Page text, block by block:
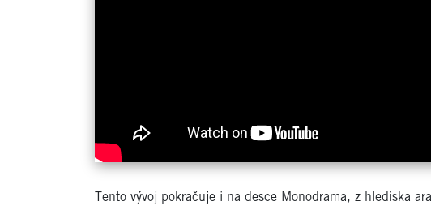
Tento vývoj pokračuje i na desce Monodrama, z hlediska